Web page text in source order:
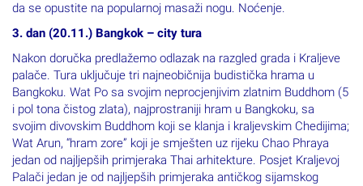
da se opustite na popularnoj masaži nogu. Noćenje.
3. dan (20.11.) Bangkok – city tura
Nakon doručka predlažemo odlazak na razgled grada i Kraljeve
palače. Tura uključuje tri najneobičnija budistička hrama u
Bangkoku. Wat Po sa svojim neprocjenjivim zlatnim Buddhom (5
i pol tona čistog zlata), najprostraniji hram u Bangkoku, sa
svojim divovskim Buddhom koji se klanja i kraljevskim Chedijima;
Wat Arun, “hram zore” koji je smješten uz rijeku Chao Phraya
jedan od najljepših primjeraka Thai arhitekture. Posjet Kraljevoj
Palači jedan je od najljepših primjeraka antičkog sijamskog